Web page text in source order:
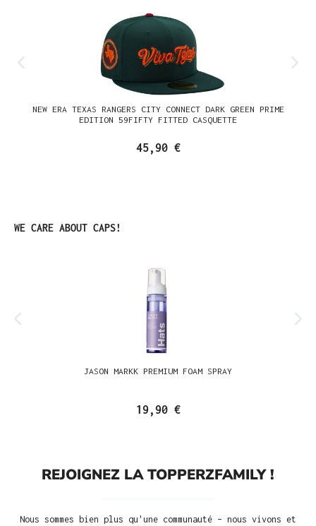
NEW ERA TEXAS RANGERS CITY CONNECT DARK GREEN PRIME
EDITION 59FIFTY FITTED CASQUETTE
45,90 €
Ignorer la galerie de produits
WE CARE ABOUT CAPS!
JASON MARKK PREMIUM FOAM SPRAY
19,90 €
REJOIGNEZ LA TOPPERZFAMILY !
Nous sommes bien plus qu'une communauté – nous vivons et